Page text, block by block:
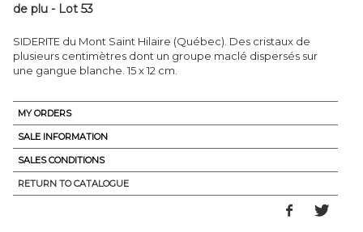
de plu - Lot 53
SIDERITE du Mont Saint Hilaire (Québec). Des cristaux de
plusieurs centimètres dont un groupe maclé dispersés sur
une gangue blanche. 15 x 12 cm.
MY ORDERS
SALE INFORMATION
SALES CONDITIONS
RETURN TO CATALOGUE